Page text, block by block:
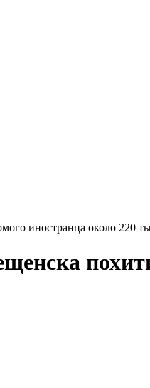
иностранца около 220